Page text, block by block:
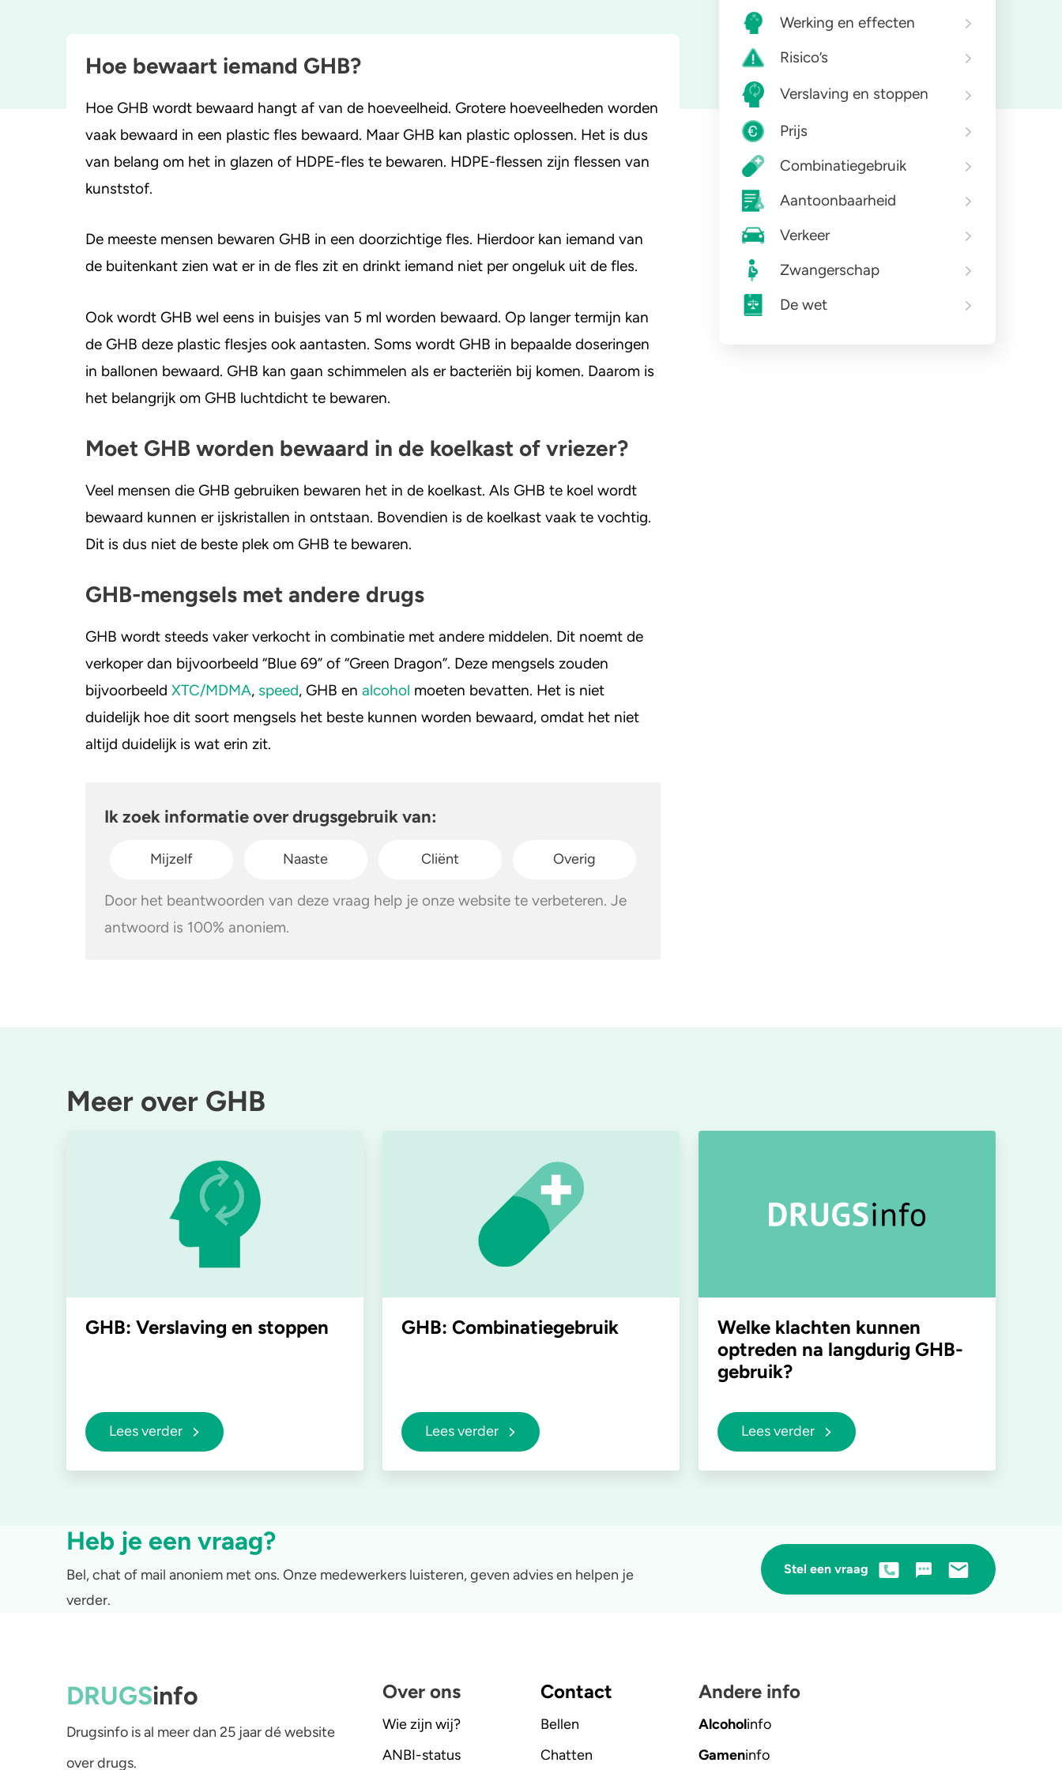
Werking en effecten
Risico’s
Verslaving en stoppen
Prijs
Combinatiegebruik
Aantoonbaarheid
Verkeer
Zwangerschap
De wet
Hoe bewaart iemand GHB?
Hoe GHB wordt bewaard hangt af van de hoeveelheid. Grotere hoeveelheden worden
vaak bewaard in een plastic fles bewaard. Maar GHB kan plastic oplossen. Het is dus
van belang om het in glazen of HDPE-fles te bewaren. HDPE-flessen zijn flessen van
kunststof.
De meeste mensen bewaren GHB in een doorzichtige fles. Hierdoor kan iemand van
de buitenkant zien wat er in de fles zit en drinkt iemand niet per ongeluk uit de fles.
Ook wordt GHB wel eens in buisjes van 5 ml worden bewaard. Op langer termijn kan
de GHB deze plastic flesjes ook aantasten. Soms wordt GHB in bepaalde doseringen
in ballonen bewaard. GHB kan gaan schimmelen als er bacteriën bij komen. Daarom is
het belangrijk om GHB luchtdicht te bewaren.
Moet GHB worden bewaard in de koelkast of vriezer?
Veel mensen die GHB gebruiken bewaren het in de koelkast. Als GHB te koel wordt
bewaard kunnen er ijskristallen in ontstaan. Bovendien is de koelkast vaak te vochtig.
Dit is dus niet de beste plek om GHB te bewaren.
GHB-mengsels met andere drugs
GHB wordt steeds vaker verkocht in combinatie met andere middelen. Dit noemt de
verkoper dan bijvoorbeeld “Blue 69” of “Green Dragon”. Deze mengsels zouden
bijvoorbeeld XTC/MDMA, speed, GHB en alcohol moeten bevatten. Het is niet
duidelijk hoe dit soort mengsels het beste kunnen worden bewaard, omdat het niet
altijd duidelijk is wat erin zit.
Ik zoek informatie over drugsgebruik van:
Mijzelf Naaste Cliënt Overig
Door het beantwoorden van deze vraag help je onze website te verbeteren. Je
antwoord is 100% anoniem.
Meer over GHB
GHB: Verslaving en stoppen
Lees verder
GHB: Combinatiegebruik
Lees verder
Welke klachten kunnen
optreden na langdurig GHB-
gebruik?
Lees verder
Heb je een vraag?
Bel, chat of mail anoniem met ons. Onze medewerkers luisteren, geven advies en helpen je
verder.
Stel een vraag
DRUGSinfo
Drugsinfo is al meer dan 25 jaar dé website
over drugs.
Over ons
Wie zijn wij?
ANBI-status
Contact
Bellen
Chatten
Andere info
Alcoholinfo
Gameninfo